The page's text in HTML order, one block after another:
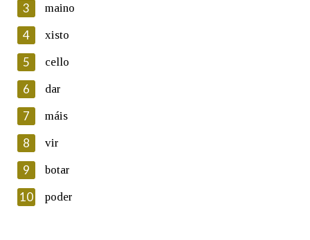
En cumprimento da normativa vixente en materia de
Protección de Datos de Carácter Persoal, a Real Academia
Galega informa a aqueles usuarios que faciliten o seu correo
electrónico, así como calquera outra información de carácter
persoal, que estes datos serán obxecto de tratamento
automatizado de carácter confidencial e incorporados aos seus
ficheiros informáticos. Así mesmo, os usuarios poderán exercer o
seu dereito de acceso, rectificación, oposición e cancelación dos
seus datos poñéndose en contacto connosco.
Lin e acepto as condicións da política de
Introduce o código que aparece na imaxe:
3 maino
4 xisto
5 cello
6 dar
7 máis
8 vir
9 botar
10 poder